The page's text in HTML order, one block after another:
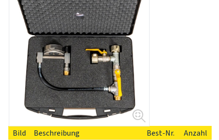
Bild Beschreibung Best-Nr.
Anzahl